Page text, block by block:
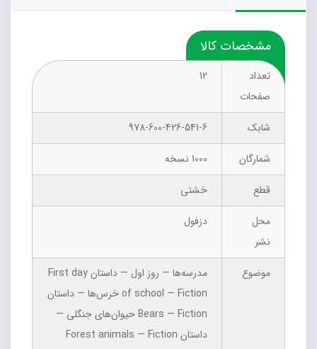
مشخصات کالا
تعداد
صفحات
12
شابک
978-600-426-541-6
شمارگان
1000 نسخه
قطع
خشتی
محل
نشر
دزفول
موضوع
مدرسه‌ها — روز اول — داستان First day
of school — Fiction خرس‌ها — داستان
Bears — Fiction حیوان‌های جنگلی —
داستان Forest animals — Fiction